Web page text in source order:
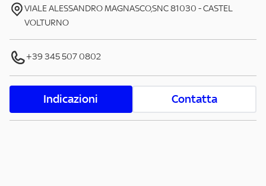
VIALE ALESSANDRO MAGNASCO,SNC81030 -CASTEL
VOLTURNO
+39 345 507 0802
Indicazioni Contatta